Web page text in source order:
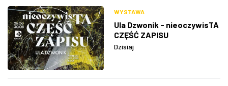
WYSTAWA
Ula Dzwonik - nieoczywisTA
CZĘŚĆ ZAPISU
Dzisiaj